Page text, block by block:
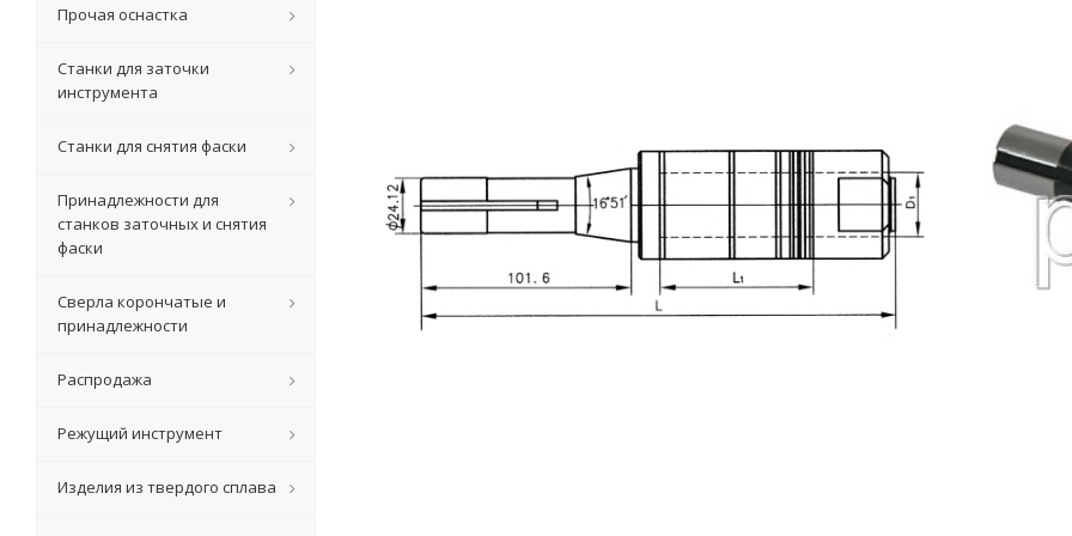
Прочая оснастка
Станки для заточки
инструмента
Станки для снятия фаски
Принадлежности для
станков заточных и снятия
фаски
Сверла корончатые и
принадлежности
Распродажа
Режущий инструмент
Изделия из твердого сплава